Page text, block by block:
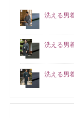
洗える男
洗える男
洗える男